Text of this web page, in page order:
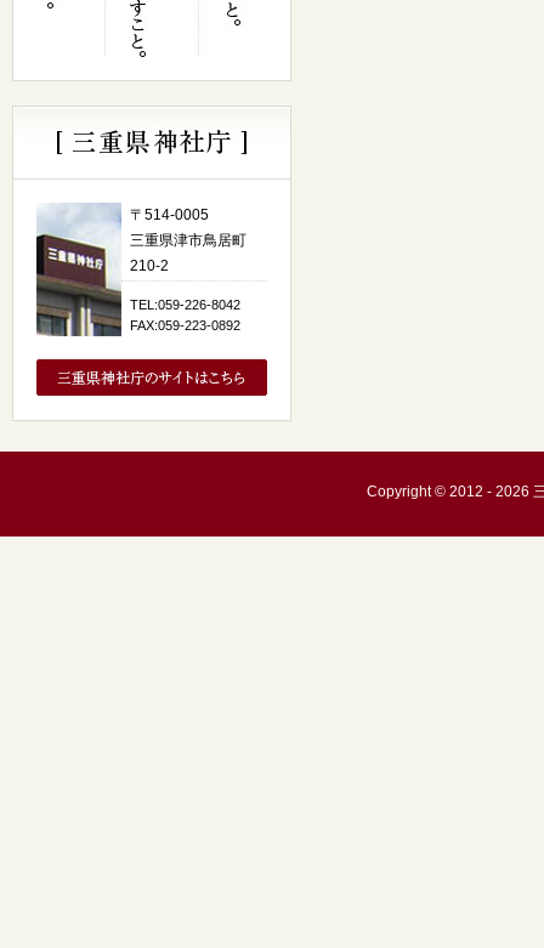
〒514-0005
三重県津市鳥居町
210-2
TEL:059-226-8042
FAX:059-223-0892
Copyright © 2012 - 2026